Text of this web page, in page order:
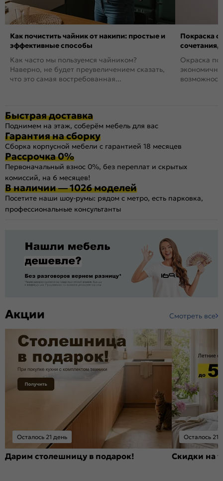
Как почистить чайник от накипи: простые и
эффективные способы
Как часто мы пользуемся чайником?
Наверно, не будет преувеличением сказать,
что это самая востребованная...
Покраска
сочетания,
Окраска
Быстрая доставка
Поднимем на этаж, соберём мебель для вас
Гарантия на сборку
Сборка корпусной мебели с гарантией 18 месяцев
Рассрочка 0%
Первоначальный взнос 0%, без переплат и скрытых
комиссий, на 6 месяцев!
В наличии — 1026 моделей
Посетите наши шоу-румы: рядом с метро, есть парковка,
профессиональные консультанты
Акции Смотреть все
Осталось 21 день
Дарим столешницу в подарок!
Осталось 21
Скидки на